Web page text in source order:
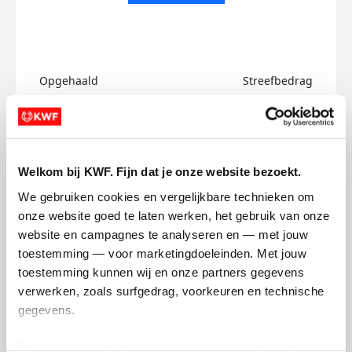
Welkom bij KWF. Fijn dat je onze website bezoekt.
We gebruiken cookies en vergelijkbare technieken om
onze website goed te laten werken, het gebruik van onze
website en campagnes te analyseren en — met jouw
toestemming — voor marketingdoeleinden. Met jouw
toestemming kunnen wij en onze partners gegevens
verwerken, zoals surfgedrag, voorkeuren en technische
gegevens.
Opgehaald Streefbedrag
Iris's badges